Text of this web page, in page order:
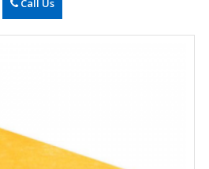
Call Us